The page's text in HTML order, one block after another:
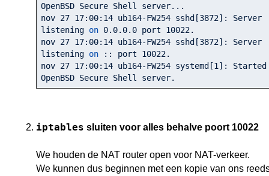
OpenBSD Secure Shell server...
nov 27 17: 00: 14 ub164-FW254 sshd[3872]: Server
listening on 0.0.0.0 port 10022.
nov 27 17: 00: 14 ub164-FW254 sshd[3872]: Server
listening on :: port 10022.
nov 27 17: 00: 14 ub164-FW254 systemd[1 ]: Started
OpenBSD Secure Shell server.
iptables sluiten voor alles behalve poort 10022
We houden de NAT router open voor NAT-verkeer.
We kunnen dus beginnen met een kopie van ons